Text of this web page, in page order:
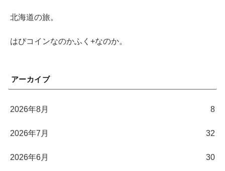
北海道の旅。
はぴコインなのかふく+なのか。
アーカイブ
2026年8月 8
2026年7月 32
2026年6月 30